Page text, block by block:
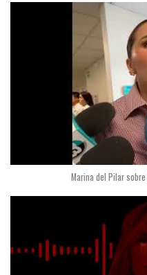
Marina del Pilar